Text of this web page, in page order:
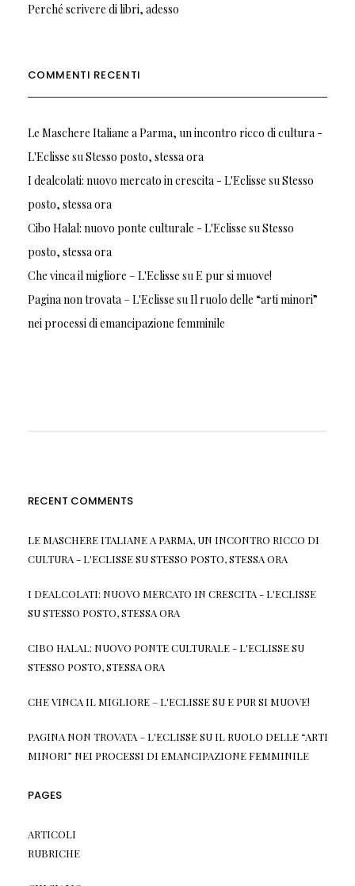
Perché scrivere di libri, adesso
COMMENTI RECENTI
Le Maschere Italiane a Parma, un incontro ricco di cultura -
L'Eclisse suStesso posto, stessa ora
I dealcolati: nuovo mercato in crescita - L'Eclisse suStesso
posto, stessa ora
Cibo Halal: nuovo ponte culturale - L'Eclisse suStesso
posto, stessa ora
Che vinca il migliore – L'Eclisse suE pur si muove!
Pagina non trovata – L'Eclisse suIl ruolo delle “arti minori”
nei processi di emancipazione femminile
RECENT COMMENTS
LE MASCHERE ITALIANE A PARMA, UN INCONTRO RICCO DI
CULTURA - L'ECLISSESUSTESSO POSTO, STESSA ORA
I DEALCOLATI: NUOVO MERCATO IN CRESCITA - L'ECLISSE
SUSTESSO POSTO, STESSA ORA
CIBO HALAL: NUOVO PONTE CULTURALE - L'ECLISSESU
STESSO POSTO, STESSA ORA
CHE VINCA IL MIGLIORE – L'ECLISSESU E PUR SI MUOVE!
PAGINA NON TROVATA – L'ECLISSESU IL RUOLO DELLE “ARTI
MINORI” NEI PROCESSI DI EMANCIPAZIONE FEMMINILE
PAGES
ARTICOLI
RUBRICHE